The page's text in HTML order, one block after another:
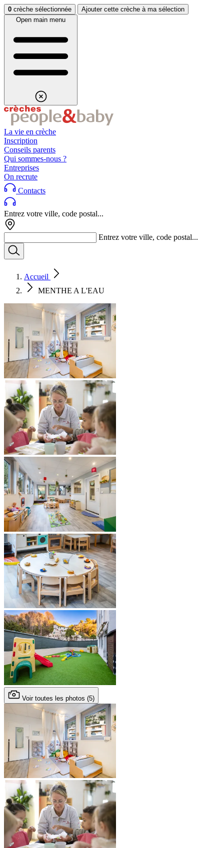
Aller au contenuAller au footer
0 crèche sélectionnée
Ajouter cette crèche à ma sélection
Open main menu
La vie en crèche
Inscription
Conseils parents
Qui sommes-nous ?
Entreprises
On recrute
Contacts
Entrez votre ville, code postal...
Entrez votre ville, code postal...
Accueil
MENTHE A L'EAU
Voir toutes les photos (5)